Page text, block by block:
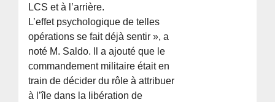
LCS et à l’arrière.
L’effet psychologique de telles
opérations se fait déjà sentir », a
noté M. Saldo. Il a ajouté que le
commandement militaire était en
train de décider du rôle à attribuer
à l’île dans la libération de